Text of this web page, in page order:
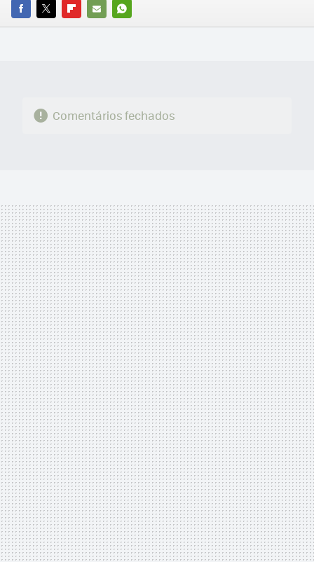
FACEBOOK
TWITTERFLIPBOARD
E-
WHATSAPP
Comentários fechados